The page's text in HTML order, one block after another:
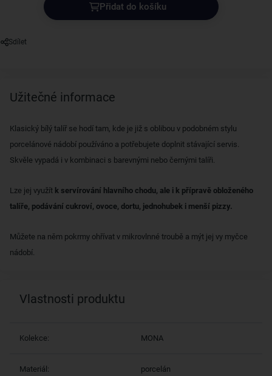
Přidat do košíku
Sdílet
Užitečné informace
Klasický bílý talíř se hodí tam, kde je již s oblibou v podobném stylu
porcelánové nádobí používáno a potřebujete doplnit stávající servis.
Skvěle vypadá i v kombinaci s barevnými nebo černými talíři.
Lze jej využít k servírování hlavního chodu, ale i k přípravě obloženého
talíře, podávání cukroví, ovoce, dortu, jednohubek i menší pizzy.
Můžete na něm pokrmy ohřívat v mikrovlnné troubě a mýt jej vy myčce
nádobí.
Vlastnosti produktu
Kolekce: MONA
Materiál: porcelán